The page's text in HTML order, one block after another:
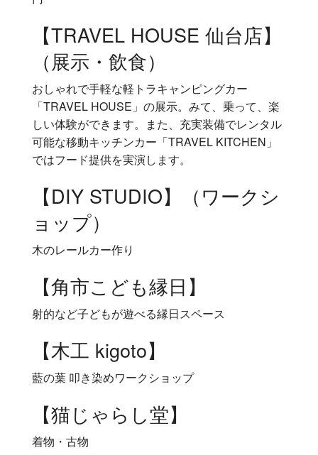
【TRAVEL HOUSE 仙台店】
（展示・飲食）
おしゃれで手軽な軽トラキャンピングカー
「TRAVEL HOUSE」の展示。みて、乗って、楽
しい体験ができます。また、充実装備でレンタル
可能な移動キッチンカー「TRAVEL KITCHEN」
ではフード提供を実演します。
【DIY STUDIO】（ワークシ
ョップ）
木のレールカー作り
【角市こども縁日】
射的など子どもが遊べる縁日スペース
【木工 kigoto】
藍の葉 叩き染めワークショップ
【猫じゃらし堂】
着物・古物